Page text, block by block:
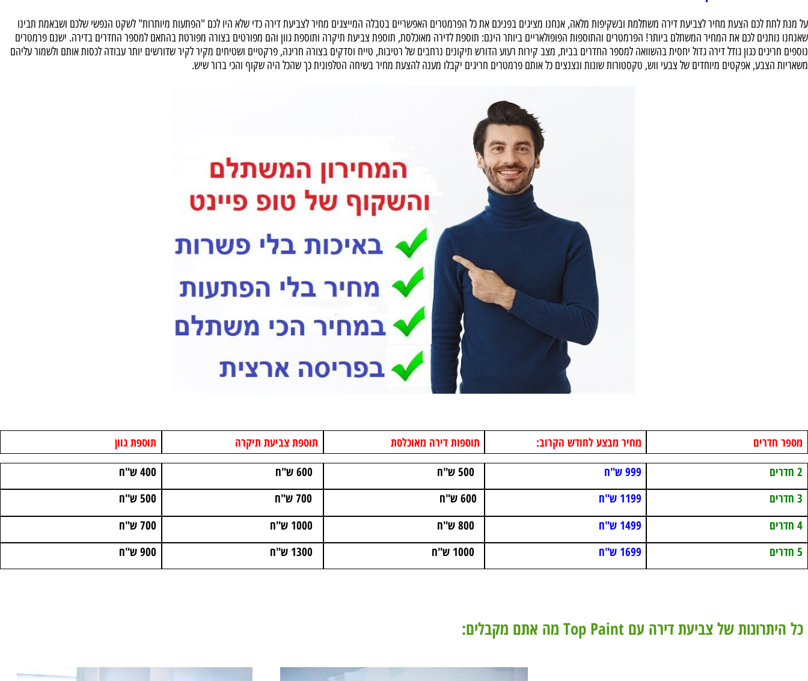
2026 שלא כדאי לפספס:
לכם את המחיר המשתלם ביותר! הפרמטרים והתוספות הפופולאריים ביותר הינם: תוספת לדירה מאוכלסת, תוספת צביעת תיקרה ותוספת גוון והם מפורטים בצורה מפורטת בהתאם למספר החדרים בדירה. ישנם פרמטרים
כגון גודל דירה גדול יחסית בהשוואה למספר החדרים בבית, מצב קירות רעוע הדורש תיקונים נרחבים של רטיבות, טייח וסדקים בצורה חריגה, פרקטיים ושטיחים מקיר לקיר שדורשים יותר עבודה לכסות אותם ולשמור עליהם
אפקטים מיוחדים של צבעי ווש, טקסטורות שונות ונצנצים כל אותם פרמטרים חריגים יקבלו מענה להצעת מחיר בשיחה הטלפונית כך שהכל היה שקוף והכי ברור שיש.
מחיר מבצע לחודש הקרוב: תוספות דירה מאוכלסת תוספת צביעת תיקרה
תוספת גוון
600 ש"ח
400 ש"ח
1699 ש"ח
1000 ש"ח